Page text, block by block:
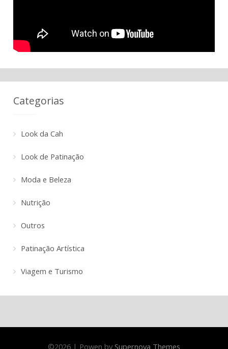
Categorias
Look da Cah
Look de Patinação
Moda e Beleza
Nutrição
Outros
Patinação Artística
Viagem e Turismo
©2026 | Powen by Supernova Themes